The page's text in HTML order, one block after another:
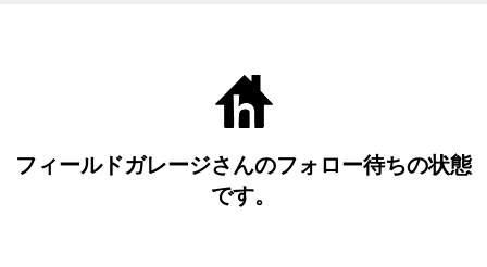
フィールドガレージさんのフォロー待ちの状態
です。